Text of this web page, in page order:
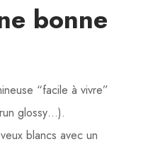
bonne
“facile à vivre”
glossy…).
blancs avec un